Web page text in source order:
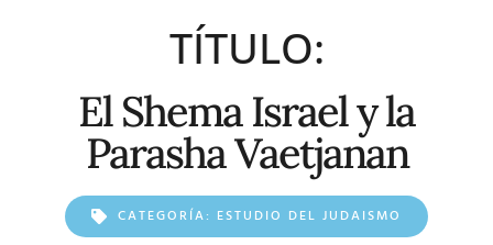
TÍTULO:
El Shema Israel y la
Parasha Vaetjanan
CATEGORÍA: ESTUDIO DEL JUDAISMO